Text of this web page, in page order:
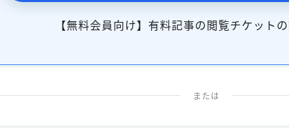
【無料会員向け】有料記事の閲覧チケット
または